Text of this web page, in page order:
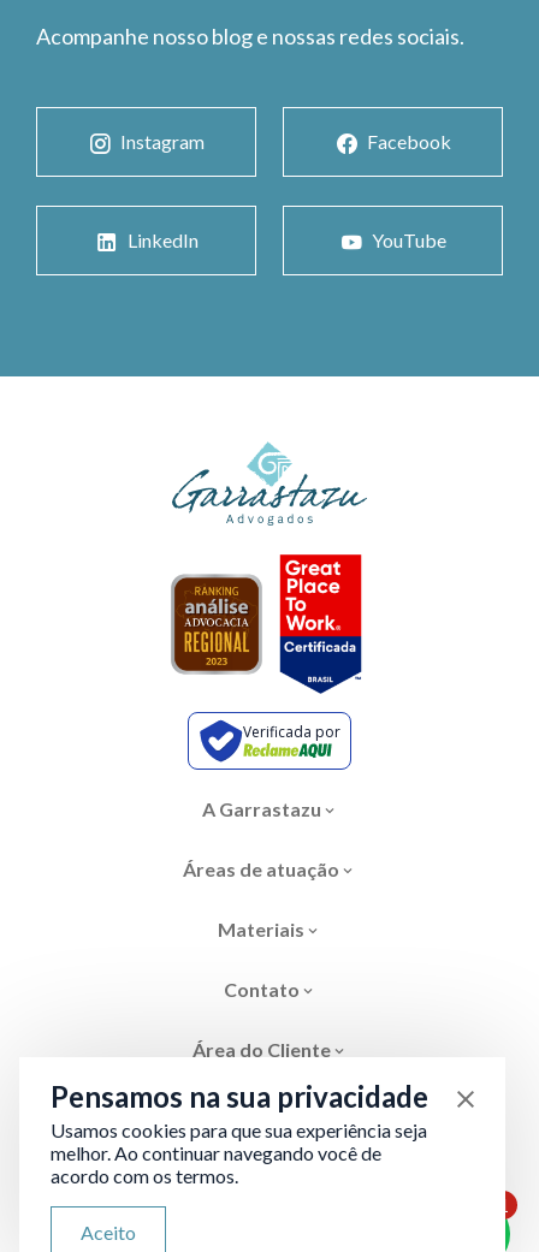
Acompanhe nosso blog e nossas redes sociais.
Instagram Facebook
LinkedIn YouTube
Verificada por
A Garrastazu
Áreas de atuação
Materiais
Contato
Área do Cliente
Área restrita 1
Pensamos na sua privacidade
Usamos cookies para que sua experiência seja
melhor. Ao continuar navegando você de
acordo com os termos.
Aceito